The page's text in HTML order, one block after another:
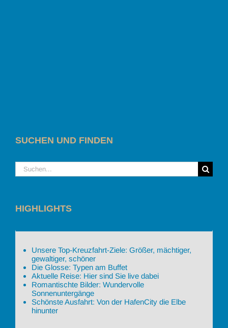
SUCHEN UND FINDEN
Suche
nach:
HIGHLIGHTS
Unsere Top-Kreuzfahrt-Ziele: Größer, mächtiger,
gewaltiger, schöner
Die Glosse: Typen am Buffet
Aktuelle Reise: Hier sind Sie live dabei
Romantischte Bilder: Wundervolle
Sonnenuntergänge
Schönste Ausfahrt: Von der HafenCity die Elbe
hinunter